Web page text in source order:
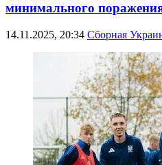
минимального
14.11.2025, 20:34 Сборная